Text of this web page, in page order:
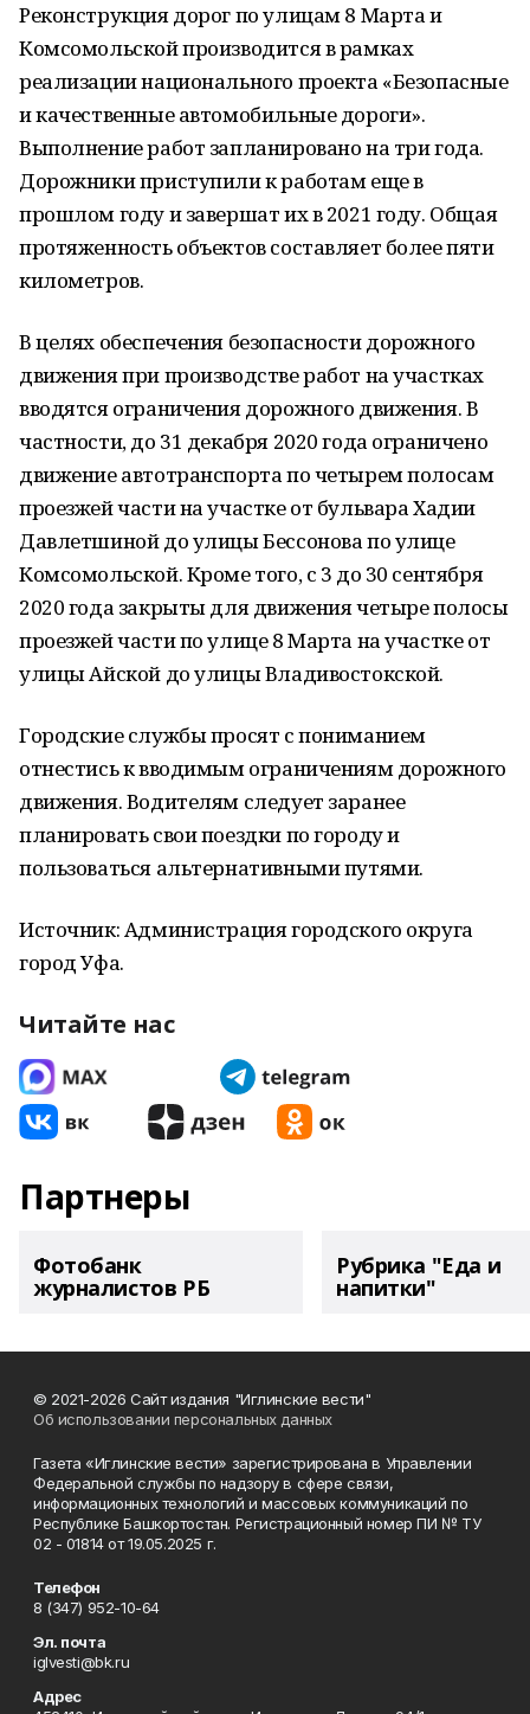
Реконструкция дорог по улицам 8 Марта и
Комсомольской производится в рамках
реализации национального проекта «Безопасные
и качественные автомобильные дороги».
Выполнение работ запланировано на три года.
Дорожники приступили к работам еще в
прошлом году и завершат их в 2021 году. Общая
протяженность объектов составляет более пяти
километров.
В целях обеспечения безопасности дорожного
движения при производстве работ на участках
вводятся ограничения дорожного движения. В
частности, до 31 декабря 2020 года ограничено
движение автотранспорта по четырем полосам
проезжей части на участке от бульвара Хадии
Давлетшиной до улицы Бессонова по улице
Комсомольской. Кроме того, с 3 до 30 сентября
2020 года закрыты для движения четыре полосы
проезжей части по улице 8 Марта на участке от
улицы Айской до улицы Владивостокской.
Городские службы просят с пониманием
отнестись к вводимым ограничениям дорожного
движения. Водителям следует заранее
планировать свои поездки по городу и
пользоваться альтернативными путями.
Источник: Администрация городского округа
город Уфа.
Читайте нас
Партнеры
Фотобанк
журналистов РБ
Рубрика "Еда и
напитки"
© 2021-2026 Сайт издания "Иглинские вести"
Об использовании персональных данных
Газета «Иглинские вести» зарегистрирована в Управлении
Федеральной службы по надзору в сфере связи,
информационных технологий и массовых коммуникаций по
Республике Башкортостан. Регистрационный номер ПИ № ТУ
02 - 01814 от 19.05.2025 г.
Телефон
8 (347) 952-10-64
Эл. почта
iglvesti@bk.ru
Адрес